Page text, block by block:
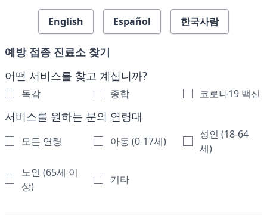
English Español 한국사람
예방 접종 진료소 찾기
어떤 서비스를 찾고 계십니까?
독감 종합 코로나19 백신
서비스를 원하는 분의 연령대
모든 연령 아동 (0-17세)
성인 (18-64
세)
노인 (65세 이
상)
기타